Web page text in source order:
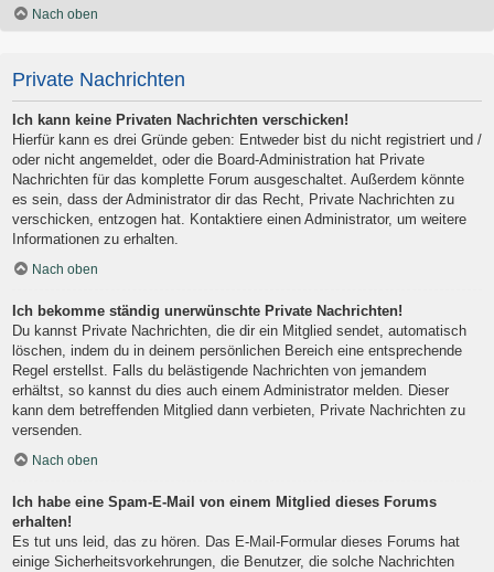
Nach oben
Private Nachrichten
Ich kann keine Privaten Nachrichten verschicken!
Hierfür kann es drei Gründe geben: Entweder bist du nicht registriert und /
oder nicht angemeldet, oder die Board-Administration hat Private
Nachrichten für das komplette Forum ausgeschaltet. Außerdem könnte
es sein, dass der Administrator dir das Recht, Private Nachrichten zu
verschicken, entzogen hat. Kontaktiere einen Administrator, um weitere
Informationen zu erhalten.
Nach oben
Ich bekomme ständig unerwünschte Private Nachrichten!
Du kannst Private Nachrichten, die dir ein Mitglied sendet, automatisch
löschen, indem du in deinem persönlichen Bereich eine entsprechende
Regel erstellst. Falls du belästigende Nachrichten von jemandem
erhältst, so kannst du dies auch einem Administrator melden. Dieser
kann dem betreffenden Mitglied dann verbieten, Private Nachrichten zu
versenden.
Nach oben
Ich habe eine Spam-E-Mail von einem Mitglied dieses Forums
erhalten!
Es tut uns leid, das zu hören. Das E-Mail-Formular dieses Forums hat
einige Sicherheitsvorkehrungen, die Benutzer, die solche Nachrichten